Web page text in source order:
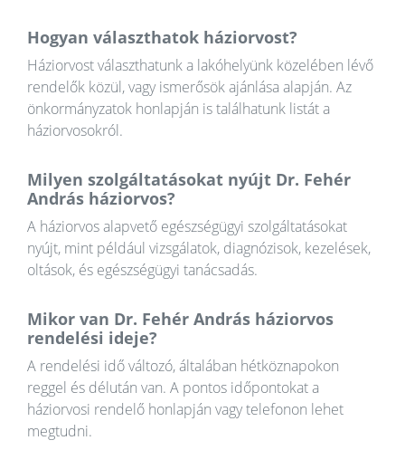
Hogyan választhatok háziorvost?
Háziorvost választhatunk a lakóhelyünk közelében lévő
rendelők közül, vagy ismerősök ajánlása alapján. Az
önkormányzatok honlapján is találhatunk listát a
háziorvosokról.
Milyen szolgáltatásokat nyújt Dr. Fehér
András háziorvos?
A háziorvos alapvető egészségügyi szolgáltatásokat
nyújt, mint például vizsgálatok, diagnózisok, kezelések,
oltások, és egészségügyi tanácsadás.
Mikor van Dr. Fehér András háziorvos
rendelési ideje?
A rendelési idő változó, általában hétköznapokon
reggel és délután van. A pontos időpontokat a
háziorvosi rendelő honlapján vagy telefonon lehet
megtudni.